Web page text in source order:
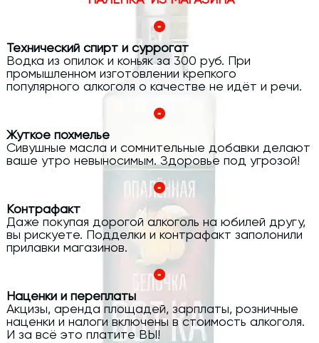
Технический спирт и суррогат
Водка из опилок и коньяк за 300 руб. При
промышленном изготовлении крепкого
популярного алкоголя о качестве не идёт и речи.
Жуткое похмелье
Сивушные масла и сомнительные добавки делают
ваше утро невыносимым. Здоровье под угрозой!
Контрафакт
Даже покупая дорогой алкоголь на юбилей другу,
вы рискуете. Подделки и контрафакт заполонили
прилавки магазинов.
Наценки и переплаты
Акцизы, аренда площадей, зарплаты, розничные
наценки и налоги включены в стоимость алкоголя.
И за всё это платите ВЫ!